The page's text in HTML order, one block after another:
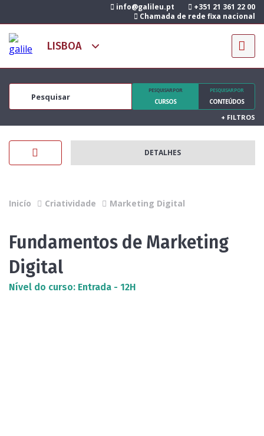
info@galileu.pt
+351 21 361 22 00
Chamada de rede fixa nacional
PESQUISAR POR
CURSOS
PESQUISAR POR
CONTEÚDOS
+ FILTROS
DETALHES
Inicío Criatividade Marketing Digital
Fundamentos de Marketing
Digital
Nível do curso: Entrada - 12H